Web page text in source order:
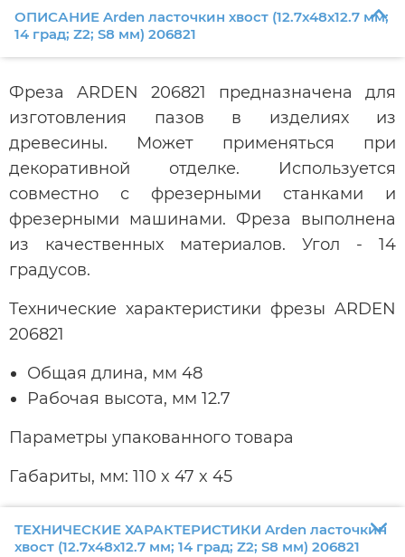
ОПИСАНИЕ Arden ласточкин хвост (12.7x48х12.7 мм;
14 град; Z2; S8 мм) 206821
Фреза ARDEN 206821 предназначена для
изготовления пазов в изделиях из
древесины. Может применяться при
декоративной отделке. Используется
совместно с фрезерными станками и
фрезерными машинами. Фреза выполнена
из качественных материалов. Угол - 14
градусов.
Технические характеристики фрезы ARDEN
206821
Общая длина, мм 48
Рабочая высота, мм 12.7
Параметры упакованного товара
Габариты, мм: 110 x 47 x 45
ТЕХНИЧЕСКИЕ ХАРАКТЕРИСТИКИ Arden ласточкин
хвост (12.7x48х12.7 мм; 14 град; Z2; S8 мм) 206821